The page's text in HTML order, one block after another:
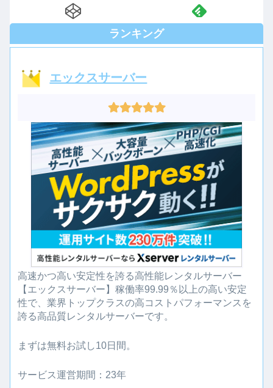
エックスサーバー
高速かつ高い安定性を誇る高性能レンタルサーバー
【エックスサーバー】稼働率99.99％以上の高い安定
性で、業界トップクラスの高コストパフォーマンスを
誇る高品質レンタルサーバーです。
まずは無料お試し10日間。
サービス運営期間：23年